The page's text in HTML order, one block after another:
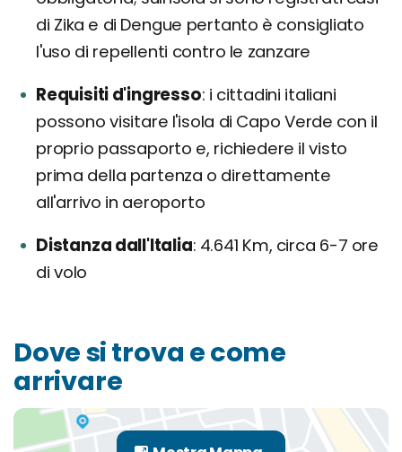
di Zika e di Dengue pertanto è consigliato
l'uso di repellenti contro le zanzare
Requisiti d'ingresso i cittadini italiani
possono visitare l'isola di Capo Verde con il
proprio passaporto e, richiedere il visto
prima della partenza o direttamente
all'arrivo in aeroporto
Distanza dall'Italia 4.641 Km, circa 6-7 ore
di volo
Dove si trova e come
arrivare